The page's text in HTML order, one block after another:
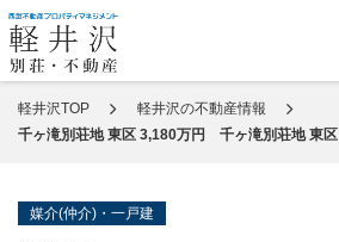
軽井沢TOP
軽井沢の不動産情報
千ヶ滝別荘地 東区 3,180万円 千ヶ滝別荘地 東区
媒介(仲介)・一戸建